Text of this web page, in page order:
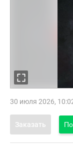
30 июля 2026,
Заказать